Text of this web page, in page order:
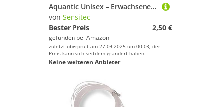
Aquantic Unisex – Erwachsene 10C4039507222260C10 Hering Circle Hook Fischhaut Vorfach II, Schnur 0,50mm, Hakengröße 8, 6 oder 4, Farbe (Größe 4-Chartreuse), Bunt, Normal
von Sensitec
Bester Preis
2,50 €
gefunden bei Amazon
zuletzt überprüft am 27.09.2025 um 00:03; der
Preis kann sich seitdem geändert haben.
Keine weiteren Anbieter